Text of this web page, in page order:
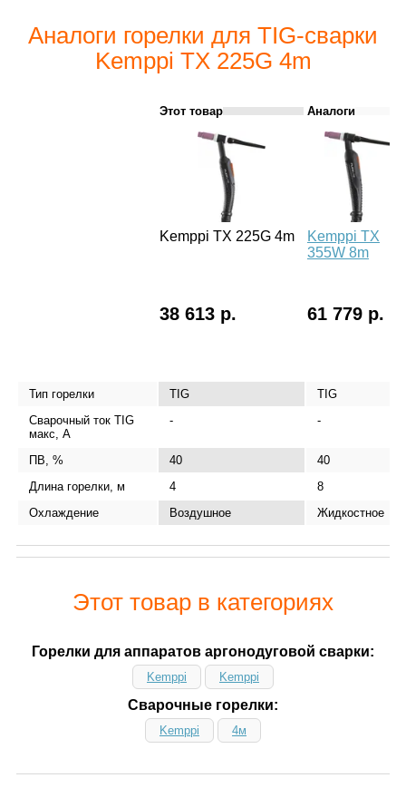
Аналоги горелки для TIG-сварки
Kemppi TX 225G 4m
Этот товар Аналоги
Kemppi TX 225G 4m
Kemppi TX
355W 8m
38 613 р. 61 779 р.
Тип горелки TIG
TIG
Сварочный ток TIG
макс, А
- -
ПВ, % 40
40
Длина горелки, м
4
8
Охлаждение
Воздушное Жидкостное
Этот товар в категориях
Горелки для аппаратов аргонодуговой сварки:
Kemppi Kemppi
Сварочные горелки:
Kemppi 4м